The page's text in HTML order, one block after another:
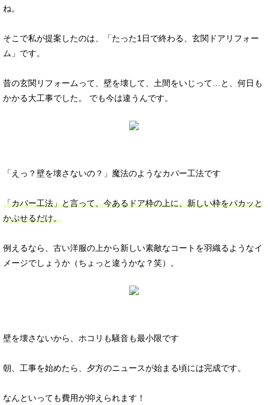
ね。
そこで私が提案したのは、「たった1日で終わる、玄関ドアリフォー
ム」です。
昔の玄関リフォームって、壁を壊して、土間をいじって…と、何日も
かかる大工事でした。 でも今は違うんです。
「えっ？壁を壊さないの？」魔法のようなカバー工法です
「カバー工法」と言って、今あるドア枠の上に、新しい枠をパカッと
かぶせるだけ。
例えるなら、古い洋服の上から新しい素敵なコートを羽織るようなイ
メージでしょうか（ちょっと違うかな？笑）。
壁を壊さないから、ホコリも騒音も最小限です
朝、工事を始めたら、夕方のニュースが始まる頃には完成です。
なんといっても費用が抑えられます！